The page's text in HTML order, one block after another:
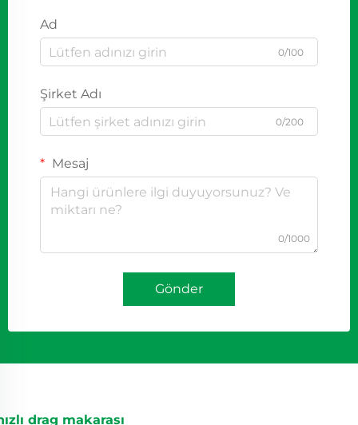
Ad
0/100
Şirket Adı
0/200
Mesaj
0/1000
Gönder
drag makarası